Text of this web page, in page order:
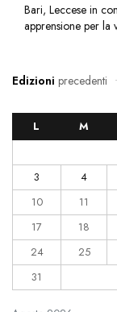
Bari, Leccese in
apprensione per la
Edizioni precedenti
L M
3
4
10
11
17
18
24
25
31